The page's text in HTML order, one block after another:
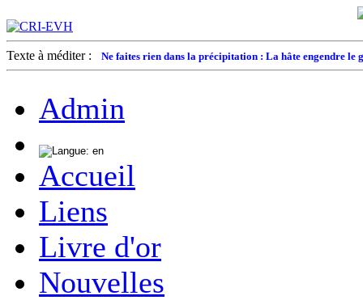
Texte à méditer : Ne faites rien dans la précipitation : La hâte engendre le
Admin
Accueil
Liens
Livre d'or
Nouvelles